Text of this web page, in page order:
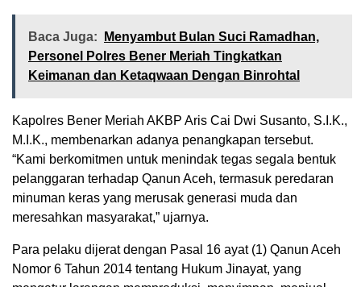
Baca Juga:
Menyambut Bulan Suci Ramadhan,
Personel Polres Bener Meriah Tingkatkan
Keimanan dan Ketaqwaan Dengan Binrohtal
Kapolres Bener Meriah AKBP Aris Cai Dwi Susanto, S.I.K.,
M.I.K., membenarkan adanya penangkapan tersebut.
“Kami berkomitmen untuk menindak tegas segala bentuk
pelanggaran terhadap Qanun Aceh, termasuk peredaran
minuman keras yang merusak generasi muda dan
meresahkan masyarakat,” ujarnya.
Para pelaku dijerat dengan Pasal 16 ayat (1) Qanun Aceh
Nomor 6 Tahun 2014 tentang Hukum Jinayat, yang